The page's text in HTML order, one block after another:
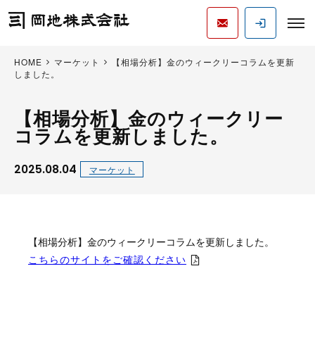
HOME マーケット
【相場分析】金のウィークリーコラムを更新
しました。
【相場分析】金のウィークリー
コラムを更新しました。
2025.08.04 マーケット
【相場分析】金のウィークリーコラムを更新しました。
こちらのサイトをご確認ください